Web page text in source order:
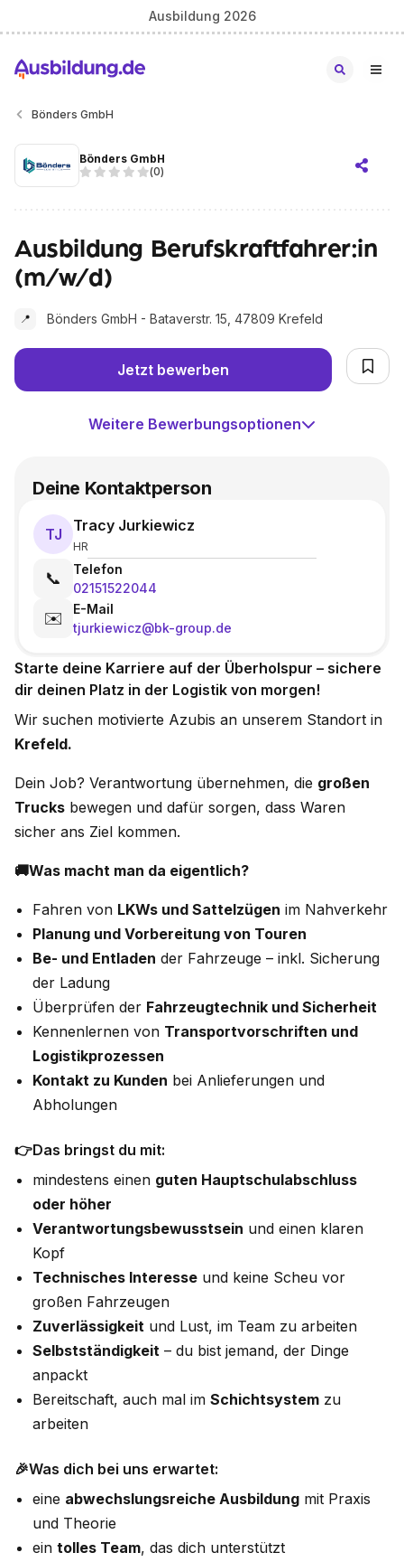
Ausbildung 2026
Bönders GmbH
Bönders GmbH
(0)
Ausbildung Berufskraftfahrer:in
(m/w/d)
📍 Bönders GmbH - Bataverstr. 15, 47809 Krefeld
Jetzt bewerben
Weitere Bewerbungsoptionen
Starte deine Karriere auf der Überholspur – sichere
dir deinen Platz in der Logistik von morgen!
Wir suchen motivierte Azubis an unserem Standort in
Krefeld.
Dein Job? Verantwortung übernehmen, die großen
Trucks bewegen und dafür sorgen, dass Waren
sicher ans Ziel kommen.
🚚Was macht man da eigentlich?
Fahren von LKWs und Sattelzügen im Nahverkehr
Planung und Vorbereitung von Touren
Be- und Entladen der Fahrzeuge – inkl. Sicherung
der Ladung
Überprüfen der Fahrzeugtechnik und Sicherheit
Kennenlernen von Transportvorschriften und
Logistikprozessen
Kontakt zu Kunden bei Anlieferungen und
Abholungen
👉Das bringst du mit:
mindestens einen guten Hauptschulabschluss
oder höher
Verantwortungsbewusstsein und einen klaren
Kopf
Technisches Interesse und keine Scheu vor
großen Fahrzeugen
Zuverlässigkeit und Lust, im Team zu arbeiten
Selbstständigkeit – du bist jemand, der Dinge
anpackt
Bereitschaft, auch mal im Schichtsystem zu
arbeiten
🎉Was dich bei uns erwartet:
eine abwechslungsreiche Ausbildung mit Praxis
und Theorie
ein tolles Team, das dich unterstützt
Deine Kontaktperson
TJ Tracy Jurkiewicz
HR
📞
Telefon
02151522044
✉️
E-Mail
tjurkiewicz@bk-group.de